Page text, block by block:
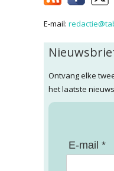
E-mail:
Ontvang elke
het laatste
E-mail *